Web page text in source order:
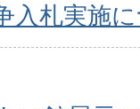
入札実施